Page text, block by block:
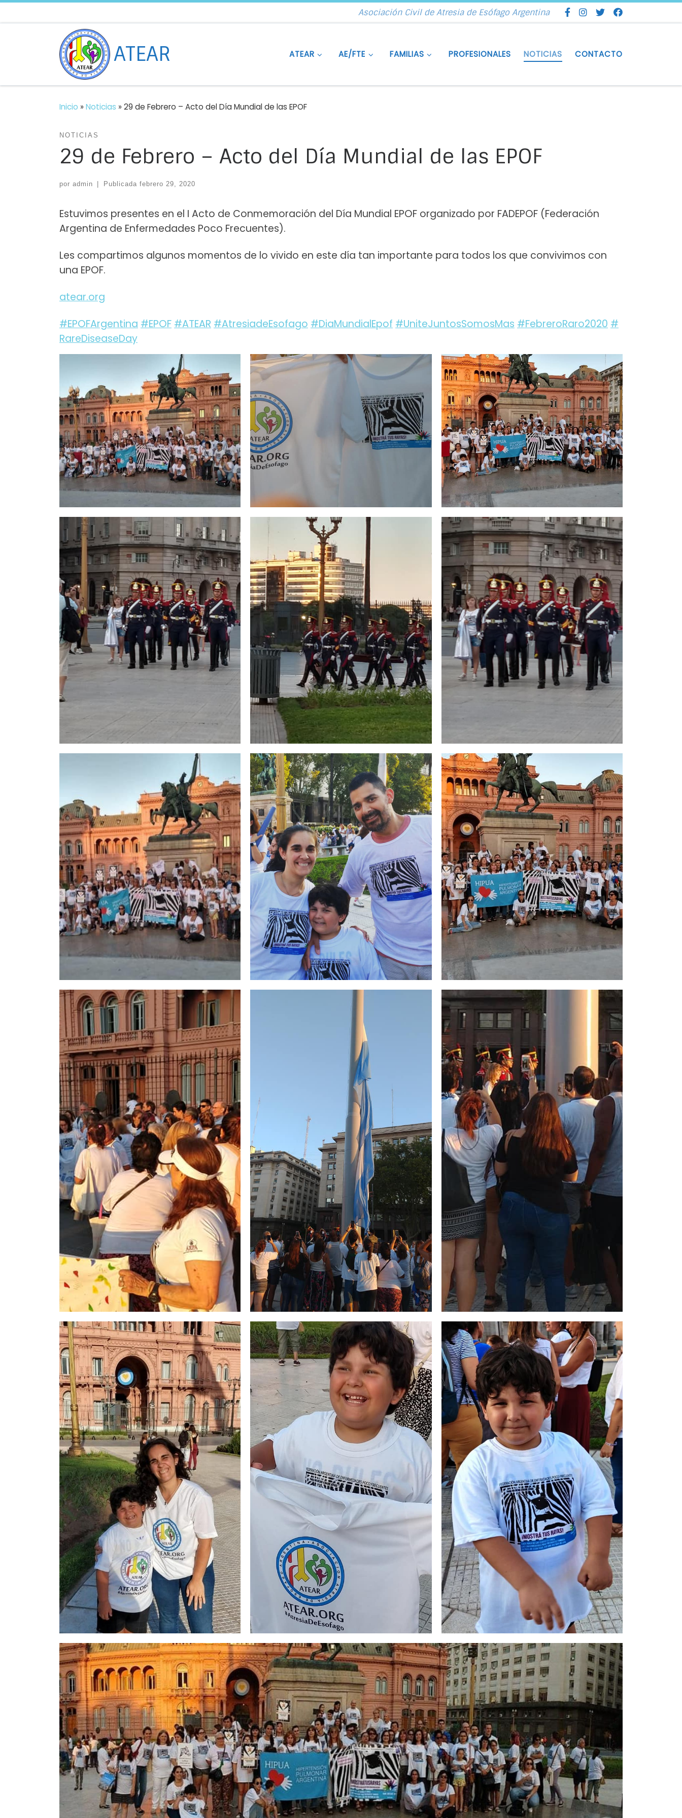
Asociación Civil de Atresia de Esófago Argentina
ATEAR ATEAR AE/FTE FAMILIAS PROFESIONALES NOTICIAS CONTACTO
Inicio » Noticias » 29 de Febrero – Acto del Día Mundial de las EPOF
NOTICIAS
29 de Febrero – Acto del Día Mundial de las EPOF
por admin Publicada febrero 29, 2020
Estuvimos presentes en el I Acto de Conmemoración del Día Mundial EPOF organizado por FADEPOF (Federación
Argentina de Enfermedades Poco Frecuentes).
Les compartimos algunos momentos de lo vivido en este día tan importante para todos los que convivimos con
una EPOF.
atear.org
#EPOFArgentina #EPOF #ATEAR #AtresiadeEsofago #DiaMundialEpof #UniteJuntosSomosMas #FebreroRaro2020 #
RareDiseaseDay